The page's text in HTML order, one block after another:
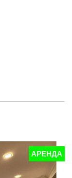
АРЕНДА